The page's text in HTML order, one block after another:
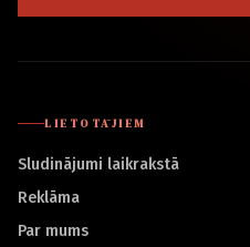
LIETOTĀJIEM
Sludinājumi laikrakstā
Reklāma
Par mums